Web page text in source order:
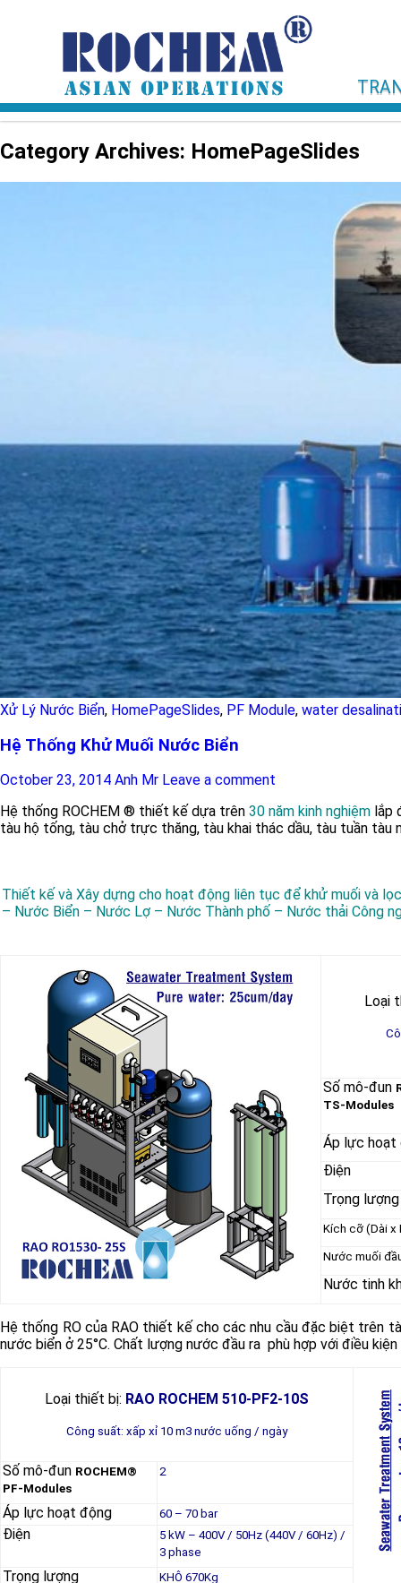
Category Archives: HomePageSlides
Xử Lý Nước Biển, HomePageSlides, PF Module, water
Hệ Thống Khử Muối Nước Biển
October 23, 2014 Anh Mr Leave a comment
Hệ thống ROCHEM ® thiết kế dựa trên 30 năm kinh nghiệm lắp
tàu hộ tống, tàu chở trực thăng, tàu khai thác dầu, tàu tuần tàu
Thiết kế và Xây dựng cho hoạt động liên tục để khử muối và
– Nước Biển – Nước Lợ – Nước Thành phố – Nước thải Công
Loại
Số mô-đun
TS-Modules
Áp lực hoạt
Điện
Trọng lượng
Kích cỡ (Dài x
Nước muối
Nước tinh
Hệ thống RO của RAO thiết kế cho các nhu cầu đặc biệt trên
nước biển ở 25°C. Chất lượng nước đầu ra phù hợp với điều
Loại thiết bị: RAO ROCHEM 510-PF2-10S
Công suất: xấp xỉ 10 m3 nước uống / ngày
Số mô-đun ROCHEM®
PF-Modules
2
Áp lực hoạt động 60 – 70 bar
Điện
5 kW – 400V / 50Hz (440V / 60Hz) /
3 phase
Trọng lượng KHÔ 670Kg